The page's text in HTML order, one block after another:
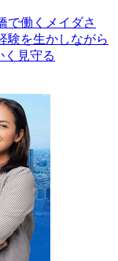
で働くメイダさ
験を生かしながら
く見守る